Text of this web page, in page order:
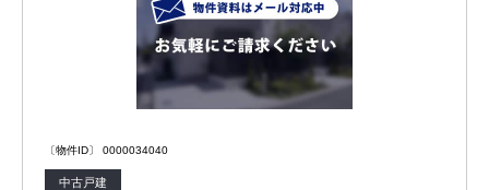
〔物件ID〕 0000034040
中古戸建